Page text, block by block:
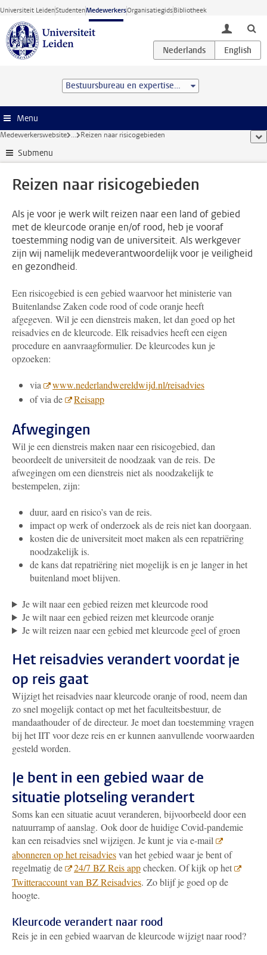
Ga direct naar de inhoud
Universiteit LeidenStudentenMedewerkersOrganisatiegidsBibliotheek
toggle
Bestuursbureau en expertisecentra
Menu
Medewerkerswebsite ... Reizen naar risicogebieden
Submenu
Reizen naar risicogebieden
Als je voor je werk wilt reizen naar een land of gebied
met de kleurcode oranje en/of rood, heb je vooraf
toestemming nodig van de universiteit. Als werkgever
zijn wij namelijk medeverantwoordelijk voor je veiligheid
en gezondheid.
Een risicogebied is een gebied waarvoor het ministerie van
Buitenlandse Zaken code rood of code oranje heeft
afgegeven. Wil je een dienstreis maken, let dan goed op het
reisadvies en de kleurcode. Elk reisadvies heeft een eigen
procedure en aanvraagformulier. De kleurcodes kun je
opzoeken:
via
www.nederlandwereldwijd.nl/reisadvies
of via de
Reisapp
Afwegingen
Wil je een dienstreis maken naar een risicogebied, dan
beoordeelt de universiteit de noodzaak van de reis. De
afwegingen om een dienstreis niet als noodzakelijk te
bestempelen, zijn:
duur, aard en risico’s van de reis.
impact op werk of onderzoek als de reis niet kan doorgaan.
kosten die de universiteit moet maken als een repatriëring
noodzakelijk is.
de kans dat repatriëring niet mogelijk is en je langer in het
buitenland moet blijven.
Je wilt naar een gebied reizen met kleurcode rood
Je wilt naar een gebied reizen met kleurcode oranje
Je wilt reizen naar een gebied met kleurcode geel of groen
Het reisadvies verandert voordat je
op reis gaat
Wijzigt het reisadvies naar kleurcode oranje of rood, neem dan
zo snel mogelijk contact op met het faculteitsbestuur, de
mandaathouder of de directeur. Je moet dan toestemming vragen
bij het IIT voor deze reis en er kunnen aanvullende voorwaarden
gesteld worden.
Je bent in een gebied waar de
situatie plotseling verandert
Soms kan een situatie acuut veranderen, bijvoorbeeld door een
natuurramp of aanslag. Ook door de huidige Covid-pandemie
kan een reisadvies snel wijzigen. Je kunt je via e-mail
abonneren op het reisadviesvan het gebied waar je bent of
regelmatig de
24/7 BZ Reis appchecken. Of kijk op het
Twitteraccount van BZ Reisadvies. Zo blijf je goed op de
hoogte.
Kleurcode verandert naar rood
Reis je in een gebied waarvan de kleurcode wijzigt naar rood?